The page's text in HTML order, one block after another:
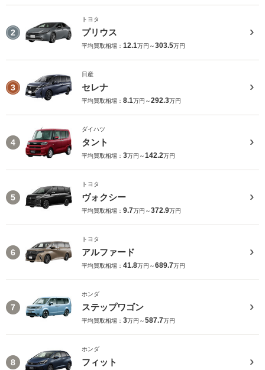
2
トヨタ
プリウス
平均買取相場： 12.1万円～303.5万円
3
日産
セレナ
平均買取相場： 8.1万円～292.3万円
4
ダイハツ
タント
平均買取相場： 3万円～142.2万円
5
トヨタ
ヴォクシー
平均買取相場： 9.7万円～372.9万円
6
トヨタ
アルファード
平均買取相場： 41.8万円～689.7万円
7
ホンダ
ステップワゴン
平均買取相場： 3万円～587.7万円
8
ホンダ
フィット